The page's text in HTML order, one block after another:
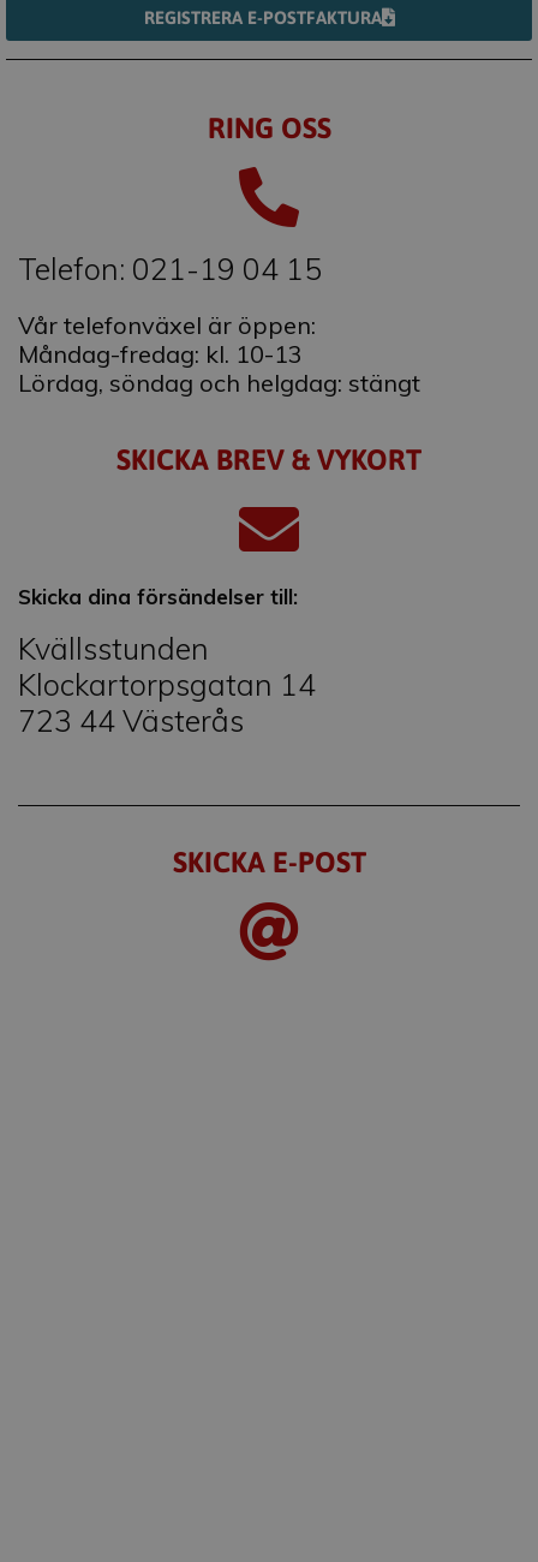
REGISTRERA E-POSTFAKTURA
RING OSS
Telefon: 021-19 04 15
Vår telefonväxel är öppen:
Måndag-fredag: kl. 10-13
Lördag, söndag och helgdag: stängt
SKICKA BREV & VYKORT
Skicka dina försändelser till:
Kvällsstunden
Klockartorpsgatan 14
723 44 Västerås
SKICKA E-POST